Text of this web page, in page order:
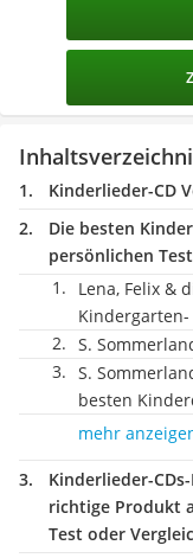
Kinderlieder-CD
Die besten
persönlichen
Lena, Felix &
S.
S.
besten
mehr
Kinderlieder-
richtige Produkt
Test oder